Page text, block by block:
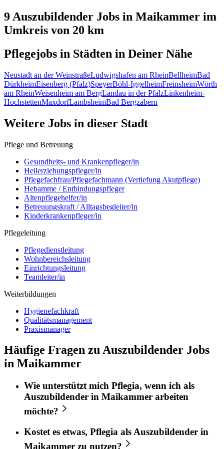
9 Auszubildender Jobs in Maikammer im
Umkreis von 20 km
Pflegejobs in Städten in Deiner Nähe
Neustadt an der WeinstraßeLudwigshafen am RheinBellheimBad
DürkheimEisenberg (Pfalz)SpeyerBöhl-IggelheimFreinsheimWörth
am RheinWeisenheim am BergLandau in der PfalzLinkenheim-
HochstettenMaxdorfLambsheimBad Bergzabern
Weitere Jobs in dieser Stadt
Pflege und Betreuung
Gesundheits- und Krankenpfleger/in
Heilerziehungspfleger/in
Pflegefachfrau/Pflegefachmann (Vertiefung Akutpflege)
Hebamme / Entbindungspfleger
Altenpflegehelfer/in
Betreuungskraft / Alltagsbegleiter/in
Kinderkrankenpfleger/in
Pflegeleitung
Pflegedienstleitung
Wohnbereichsleitung
Einrichtungsleitung
Teamleiter/in
Weiterbildungen
Hygienefachkraft
Qualitätsmanagement
Praxismanager
Häufige Fragen zu Auszubildender Jobs
in Maikammer
Wie unterstützt mich Pflegia, wenn ich als
Auszubildender in Maikammer arbeiten
möchte?
Kostet es etwas, Pflegia als Auszubildender in
Maikammer zu nutzen?